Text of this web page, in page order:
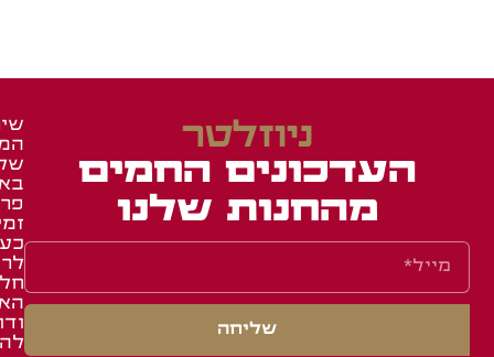
ניוזלטר
העדכונים החמים
מהחנות שלנו
שליחה